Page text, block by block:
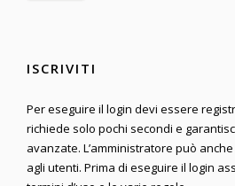
ISCRIVITI
Per eseguire il login devi essere
richiede solo pochi secondi e
avanzate. L’amministratore può
agli utenti. Prima di eseguire il login